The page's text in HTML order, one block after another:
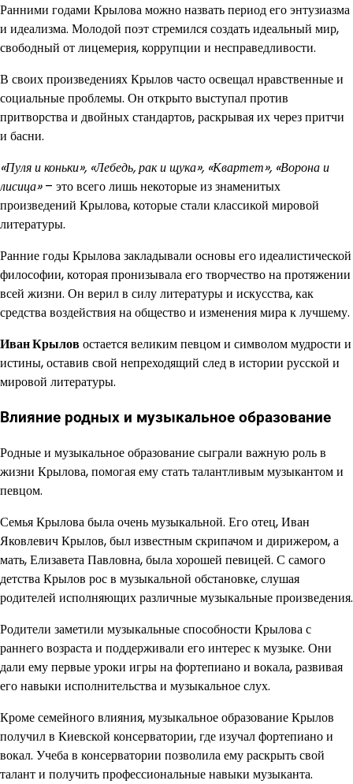
Ранними годами Крылова можно назвать период его энтузиазма
и идеализма. Молодой поэт стремился создать идеальный мир,
свободный от лицемерия, коррупции и несправедливости.
В своих произведениях Крылов часто освещал нравственные и
социальные проблемы. Он открыто выступал против
притворства и двойных стандартов, раскрывая их через притчи
и басни.
«Пуля и коньки», «Лебедь, рак и щука», «Квартет», «Ворона и
лисица»– это всего лишь некоторые из знаменитых
произведений Крылова, которые стали классикой мировой
литературы.
Ранние годы Крылова закладывали основы его идеалистической
философии, которая пронизывала его творчество на протяжении
всей жизни. Он верил в силу литературы и искусства, как
средства воздействия на общество и изменения мира к лучшему.
Иван Крыловостается великим певцом и символом мудрости и
истины, оставив свой непреходящий след в истории русской и
мировой литературы.
Влияние родных и музыкальное образование
Родные и музыкальное образование сыграли важную роль в
жизни Крылова, помогая ему стать талантливым музыкантом и
певцом.
Семья Крылова была очень музыкальной. Его отец, Иван
Яковлевич Крылов, был известным скрипачом и дирижером, а
мать, Елизавета Павловна, была хорошей певицей. С самого
детства Крылов рос в музыкальной обстановке, слушая
родителей исполняющих различные музыкальные произведения.
Родители заметили музыкальные способности Крылова с
раннего возраста и поддерживали его интерес к музыке. Они
дали ему первые уроки игры на фортепиано и вокала, развивая
его навыки исполнительства и музыкальное слух.
Кроме семейного влияния, музыкальное образование Крылов
получил в Киевской консерватории, где изучал фортепиано и
вокал. Учеба в консерватории позволила ему раскрыть свой
талант и получить профессиональные навыки музыканта.